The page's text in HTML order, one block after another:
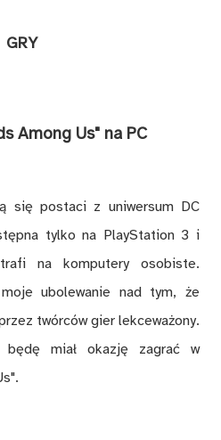
GRY
Among Us" na PC
się postaci z uniwersum DC
tylko na PlayStation 3 i
na komputery osobiste.
ubolewanie nad tym, że
twórców gier lekceważony.
miał okazję zagrać w